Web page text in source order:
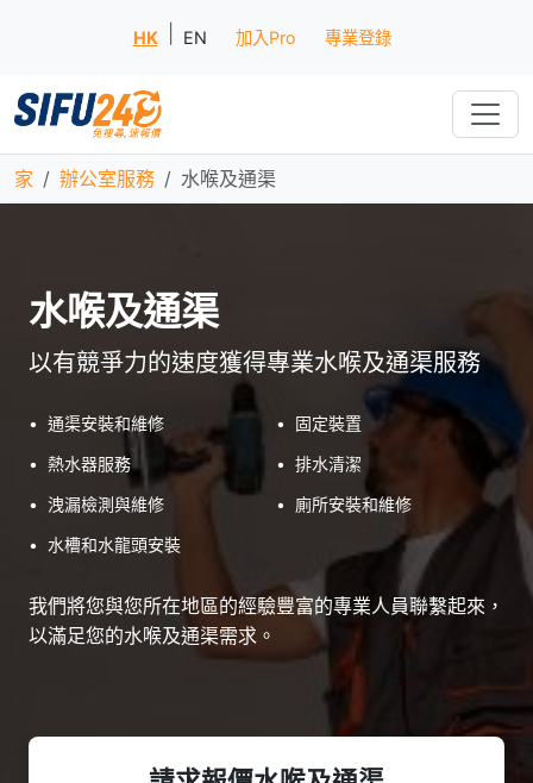
HK EN 加入Pro 專業登錄
家 辦公室服務 水喉及通渠
水喉及通渠
以有競爭力的速度獲得專業水喉及通渠服務
• 通渠安裝和維修 •
固定裝置
• 熱水器服務 • 排水清潔
• 洩漏檢測與維修 •
廁所安裝和維修
•
水槽和水龍頭安裝
我們將您與您所在地區的經驗豐富的專業人員聯繫起來，
以滿足您的水喉及通渠需求。